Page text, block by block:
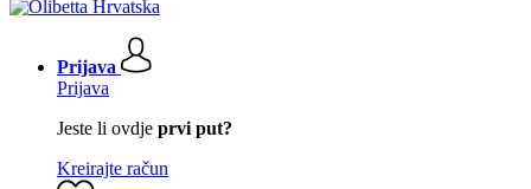
Prijava
Prijava
Jeste li ovdje prvi put?
Kreirajte račun